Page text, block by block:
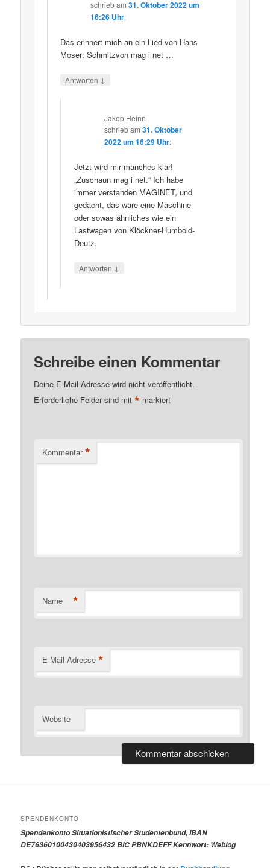
schriebam31. Oktober 2022 um
16:26 Uhr:
Das erinnert mich an ein Lied von Hans
Moser: Schmitzvon mag i net …
Antworten ↓
Jakop Heinn
schriebam 31. Oktober
2022 um 16:29 Uhr:
Jetzt wird mir manches klar!
„Zuschaun mag i net.“ Ich habe
immer verstanden MAGINET, und
gedacht, das wäre eine Maschine
oder sowas ähnliches wie ein
Lastwagen von Klöckner-Humbold-
Deutz.
Antworten ↓
Schreibe einen Kommentar
Deine E-Mail-Adresse wird nicht veröffentlicht.
Erforderliche Felder sind mit* markiert
Kommentar *
Name *
E-Mail-Adresse *
Website
SPENDENKONTO
Spendenkonto Situationistischer Studentenbund, IBAN
DE76360100430403956432 BIC PBNKDEFF Kennwort: Weblog